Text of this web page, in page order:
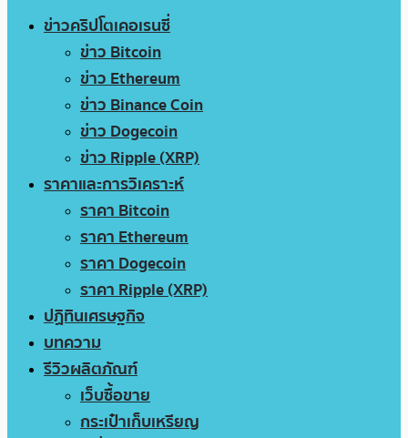
ข่าวคริปโตเคอเรนซี่
ข่าว Bitcoin
ข่าว Ethereum
ข่าว Binance Coin
ข่าว Dogecoin
ข่าว Ripple (XRP)
ราคาและการวิเคราะห์
ราคา Bitcoin
ราคา Ethereum
ราคา Dogecoin
ราคา Ripple (XRP)
ปฏิทินเศรษฐกิจ
บทความ
รีวิวผลิตภัณฑ์
เว็บซื้อขาย
กระเป๋าเก็บเหรียญ